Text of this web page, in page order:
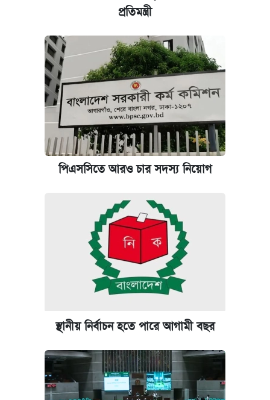
প্রতিমন্ত্রী
পিএসসিতে আরও চার সদস্য নিয়োগ
স্থানীয় নির্বাচন হতে পারে আগামী বছর